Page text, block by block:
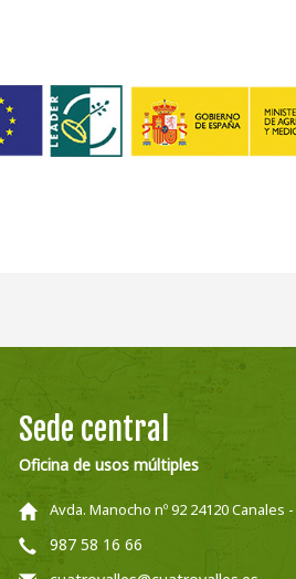
Sede central
Oficina de usos múltiples
Avda. Manocho nº 92 24120 Canales
987 58 16 66